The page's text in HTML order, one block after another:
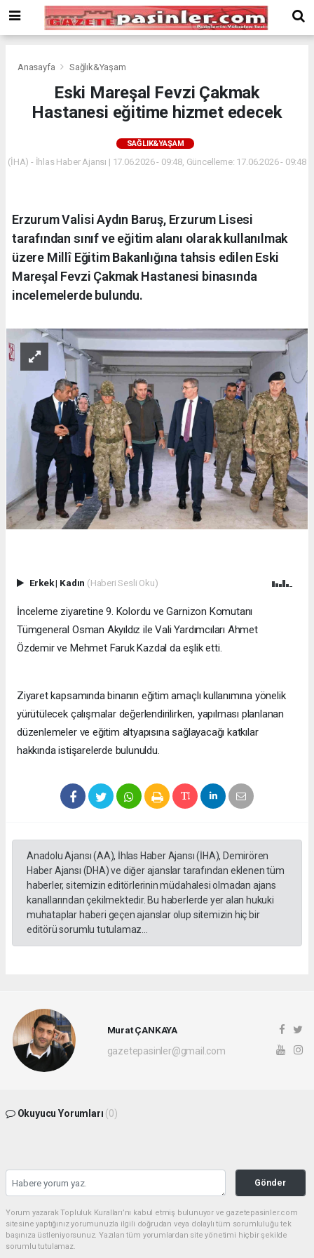
Bonusu
Veren
deneme
siteler
Veren
Anasayfa Sağlık&Yaşam
Eski Mareşal Fevzi Çakmak
Hastanesi eğitime hizmet edecek
SAĞLIK&YAŞAM
(İHA) - İhlas Haber Ajansı | 17.06.2026 - 09:48, Güncelleme: 17.06.2026 - 09:48
Erzurum Valisi Aydın Baruş, Erzurum Lisesi
tarafından sınıf ve eğitim alanı olarak kullanılmak
üzere Millî Eğitim Bakanlığına tahsis edilen Eski
Mareşal Fevzi Çakmak Hastanesi binasında
incelemelerde bulundu.
Erkek| Kadın (Haberi Sesli Oku)
İnceleme ziyaretine 9. Kolordu ve Garnizon Komutanı
Tümgeneral Osman Akyıldız ile Vali Yardımcıları Ahmet
Özdemir ve Mehmet Faruk Kazdal da eşlik etti.
Ziyaret kapsamında binanın eğitim amaçlı kullanımına yönelik
yürütülecek çalışmalar değerlendirilirken, yapılması planlanan
düzenlemeler ve eğitim altyapısına sağlayacağı katkılar
hakkında istişarelerde bulunuldu.
Anadolu Ajansı (AA), İhlas Haber Ajansı (İHA), Demirören
Haber Ajansı (DHA) ve diğer ajanslar tarafından eklenen tüm
haberler, sitemizin editörlerinin müdahalesi olmadan ajans
kanallarından çekilmektedir. Bu haberlerde yer alan hukuki
muhataplar haberi geçen ajanslar olup sitemizin hiç bir
editörü sorumlu tutulamaz...
Murat ÇANKAYA
gazetepasinler@gmail.com
Okuyucu Yorumları (0)
Gönder
Yorum yazarak Topluluk Kuralları’nı kabul etmiş bulunuyor ve gazetepasinler.com
sitesine yaptığınız yorumunuzla ilgili doğrudan veya dolaylı tüm sorumluluğu tek
başınıza üstleniyorsunuz. Yazılan tüm yorumlardan site yönetimi hiçbir şekilde
sorumlu tutulamaz.